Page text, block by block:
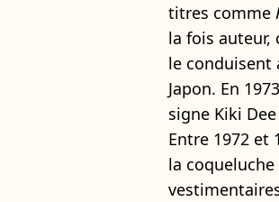
titres comme
la fois
le conduisent
Japon. En
signe Kiki
Entre 1972 et
la